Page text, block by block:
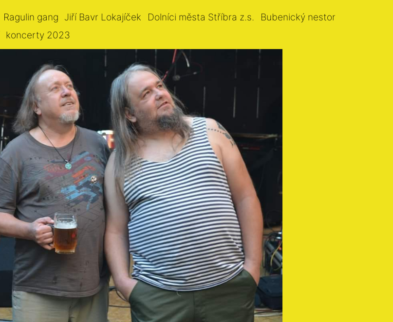
Ragulin gang Jiří Bavr Lokajíček Dolníci města Stříbra z.s.
Bubenický nestor
koncerty 2023